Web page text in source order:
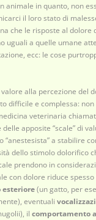
animale in quanto, non
il loro stato di
che le risposte al dolore
uguali a quelle umane
ecc: le cose
alla percezione del
difficile e complessa: non
veterinaria
apposite “scale” di
“anestesista” a stabilire
dello stimolo dolorifico
prendono in
con dolore riduce
esteriore(un gatto, per
eventuali
il comportamento